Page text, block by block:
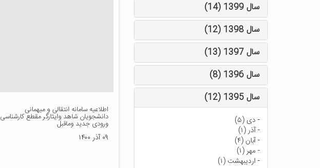
اطلاعیه سامانه انتقالی و میهمانی
دانشجویان شاهد وایثارگر مقطع کارشناسی
ورودی جدید وماقبل
۰۹ آذر ۱۴۰۰
سال 1399 (14)
سال 1398 (12)
سال 1397 (13)
سال 1396 (8)
سال 1395 (12)
- دی (۵)
-آذر (۱)
-آبان (۴)
-مهر (۱)
- اردیبهشت (۱)